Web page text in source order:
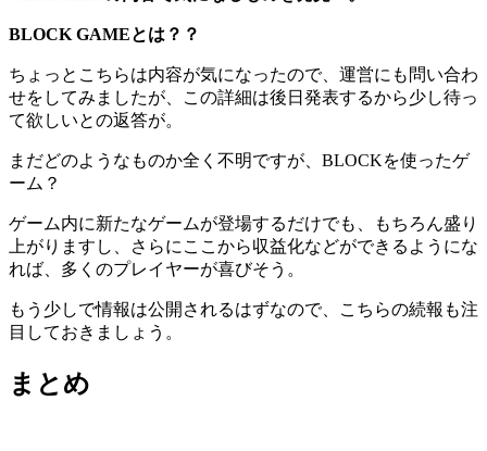
BLOCK GAMEとは？？
ちょっとこちらは内容が気になったので、運営にも問い合わ
せをしてみましたが、
この詳細は後日発表するから少し待っ
て欲しいとの返答が。
まだどのようなものか全く不明ですが、BLOCKを使ったゲ
ーム？
ゲーム内に新たなゲームが登場するだけでも、もちろん盛り
上がりますし、さらにここから収益化などができるようにな
れば、多くのプレイヤーが喜びそう。
もう少しで情報は公開されるはずなので、こちらの続報も注
目しておきましょう。
まとめ